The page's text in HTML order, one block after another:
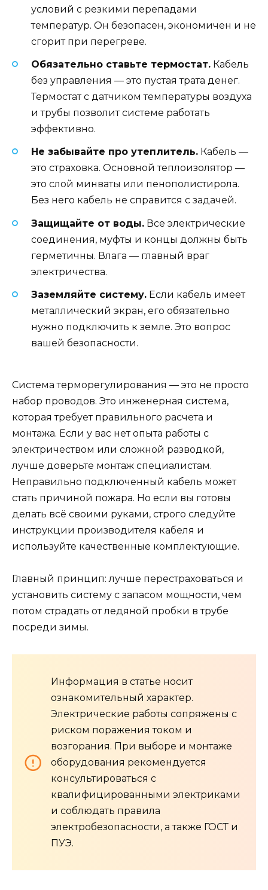
условий с резкими перепадами
температур. Он безопасен, экономичен и не
сгорит при перегреве.
Обязательно ставьте термостат. Кабель
без управления — это пустая трата денег.
Термостат с датчиком температуры воздуха
и трубы позволит системе работать
эффективно.
Не забывайте про утеплитель. Кабель —
это страховка. Основной теплоизолятор —
это слой минваты или пенополистирола.
Без него кабель не справится с задачей.
Защищайте от воды. Все электрические
соединения, муфты и концы должны быть
герметичны. Влага — главный враг
электричества.
Заземляйте систему. Если кабель имеет
металлический экран, его обязательно
нужно подключить к земле. Это вопрос
вашей безопасности.
Система терморегулирования — это не просто
набор проводов. Это инженерная система,
которая требует правильного расчета и
монтажа. Если у вас нет опыта работы с
электричеством или сложной разводкой,
лучше доверьте монтаж специалистам.
Неправильно подключенный кабель может
стать причиной пожара. Но если вы готовы
делать всё своими руками, строго следуйте
инструкции производителя кабеля и
используйте качественные комплектующие.
Главный принцип: лучше перестраховаться и
установить систему с запасом мощности, чем
потом страдать от ледяной пробки в трубе
посреди зимы.
Информация в статье носит
ознакомительный характер.
Электрические работы сопряжены с
риском поражения током и
возгорания. При выборе и монтаже
оборудования рекомендуется
консультироваться с
квалифицированными электриками
и соблюдать правила
электробезопасности, а также ГОСТ и
ПУЭ.